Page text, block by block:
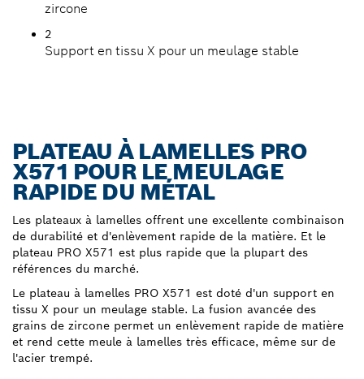
zircone
2
Support en tissu X pour un meulage stable
PLATEAU À LAMELLES PRO
X571 POUR LE MEULAGE
RAPIDE DU MÉTAL
Les plateaux à lamelles offrent une excellente combinaison
de durabilité et d'enlèvement rapide de la matière. Et le
plateau PRO X571 est plus rapide que la plupart des
références du marché.
Le plateau à lamelles PRO X571 est doté d'un support en
tissu X pour un meulage stable. La fusion avancée des
grains de zircone permet un enlèvement rapide de matière
et rend cette meule à lamelles très efficace, même sur de
l'acier trempé.